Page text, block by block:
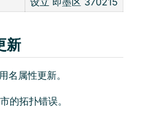
新
名属性更新。
的拓扑错误。